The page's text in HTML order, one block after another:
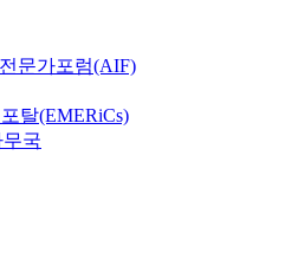
문가포럼(AIF)
탈(EMERiCs)
국